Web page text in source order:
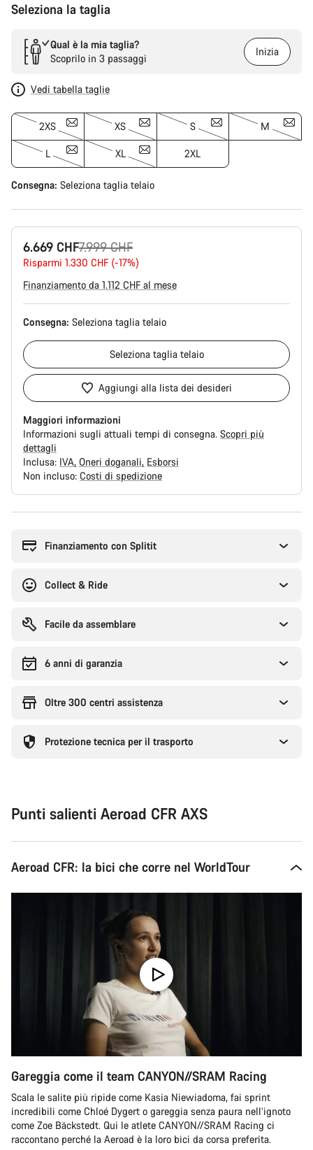
Seleziona la taglia
Qual è la mia taglia?
Scoprilo in 3 passaggi
Inizia
Vedi tabella taglie
2XS XS S M
L XL 2XL
Consegna: Seleziona taglia telaio
6.669 CHF
Prezzo
originale
7.999 CHF
Risparmi 1.330 CHF (-17%)
Finanziamento da 1.112 CHF al mese
Consegna: Seleziona taglia telaio
Seleziona taglia telaio
Aggiungi alla lista dei desideri
Maggiori informazioni
Informazioni sugli attuali tempi di consegna. Scopri più
dettagli
Inclusa: IVA Oneri doganali Esborsi
Non incluso: Costi di spedizione
l'acquistoFinanziamento con Splitit
Collect & Ride
Facile da assemblare
6 anni di garanzia
Oltre 300 centri assistenza
Protezione tecnica per il trasporto
Punti salienti Aeroad CFR AXS
Aeroad CFR: la bici che corre nel WorldTour
Gareggia come il team CANYON//SRAM Racing
Scala le salite più ripide come Kasia Niewiadoma, fai sprint
incredibili come Chloé Dygert o gareggia senza paura nell’ignoto
come Zoe Bäckstedt. Qui le atlete CANYON//SRAM Racing ci
raccontano perché la Aeroad è la loro bici da corsa preferita.